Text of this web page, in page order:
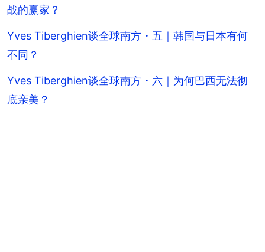
战的赢家？
Yves Tiberghien谈全球南方・五｜韩国与日本有何
不同？
Yves Tiberghien谈全球南方・六｜为何巴西无法彻
底亲美？